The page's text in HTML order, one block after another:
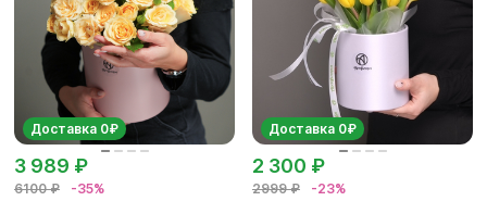
Доставка 0₽
6100 ₽ -35%
3 989 ₽
Доставка 0₽
2999 ₽ -23%
2 300 ₽